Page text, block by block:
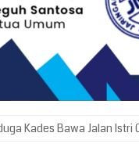
Kades Bawa Jalan Istri